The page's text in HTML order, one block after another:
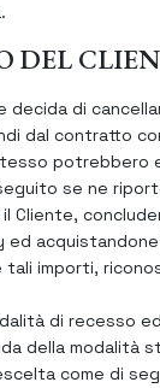
DEL
decida di
dal contratto
potrebbero
se ne
Cliente,
ed
tali importi,
di recesso
della modalità
come di